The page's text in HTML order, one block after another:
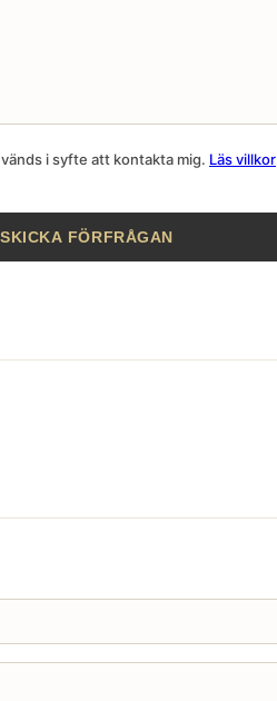
i syfte att kontakta mig. Läs villkor